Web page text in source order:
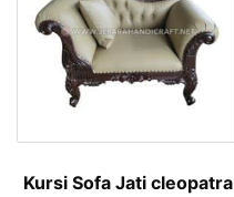
Kursi Sofa Jati cleopatra